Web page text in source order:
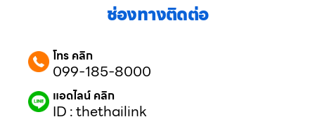
ช่องทางติดต่อ
โทร คลิก
099-185-8000
แอดไลน์ คลิก
ID : thethailink